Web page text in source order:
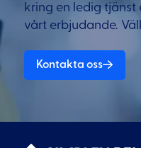
kring en ledig tjänst
vårt erbjudande.
Kontakta oss